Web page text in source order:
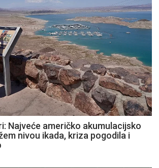
Najveće američko akumulacijsko
nivou ikada, kriza pogodila i